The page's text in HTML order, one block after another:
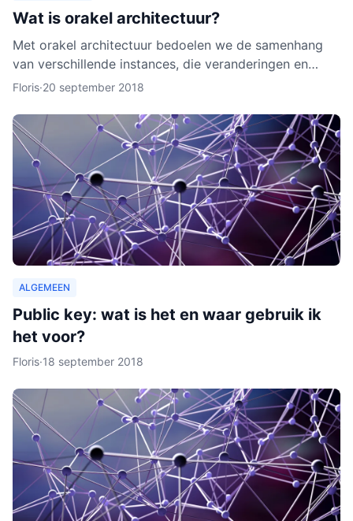
Wat is orakel architectuur?
Met orakel architectuur bedoelen we de samenhang
van verschillende instances, die veranderingen en
activiteiten in het netwerk noteren. Een orakel is erg
Floris·20 september 2018
ALGEMEEN
Public key: wat is het en waar gebruik ik
het voor?
Floris·18 september 2018